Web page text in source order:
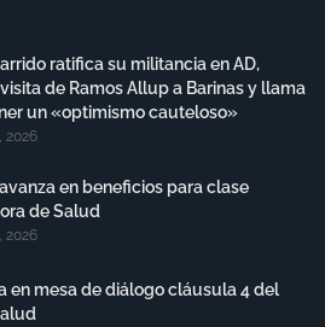
ratifica su militancia en AD,
de Ramos Allup a Barinas y llama
un «optimismo cauteloso»
2026
en beneficios para clase
de Salud
2026
en mesa de diálogo cláusula 4 del